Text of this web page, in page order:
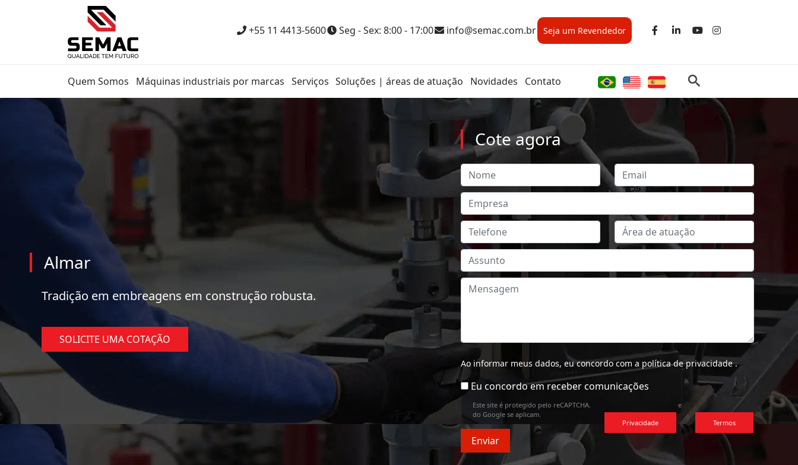
+55 11 4413-5600 Seg - Sex: 8:00 - 17:00 info@semac.com.br Seja um Revendedor
Quem Somos Máquinas industriais por marcas Serviços Soluções | áreas de atuação Novidades Contato
Almar
Tradição em embreagens em construção robusta.
SOLICITE UMA COTAÇÃO
Cote agora
Ao informar meus dados, eu concordo com a política de privacidade.
Eu concordo em receber comunicações
Este site é protegido pelo reCAPTCHA.
Privacidade
e
Termos
do Google se aplicam.
Enviar